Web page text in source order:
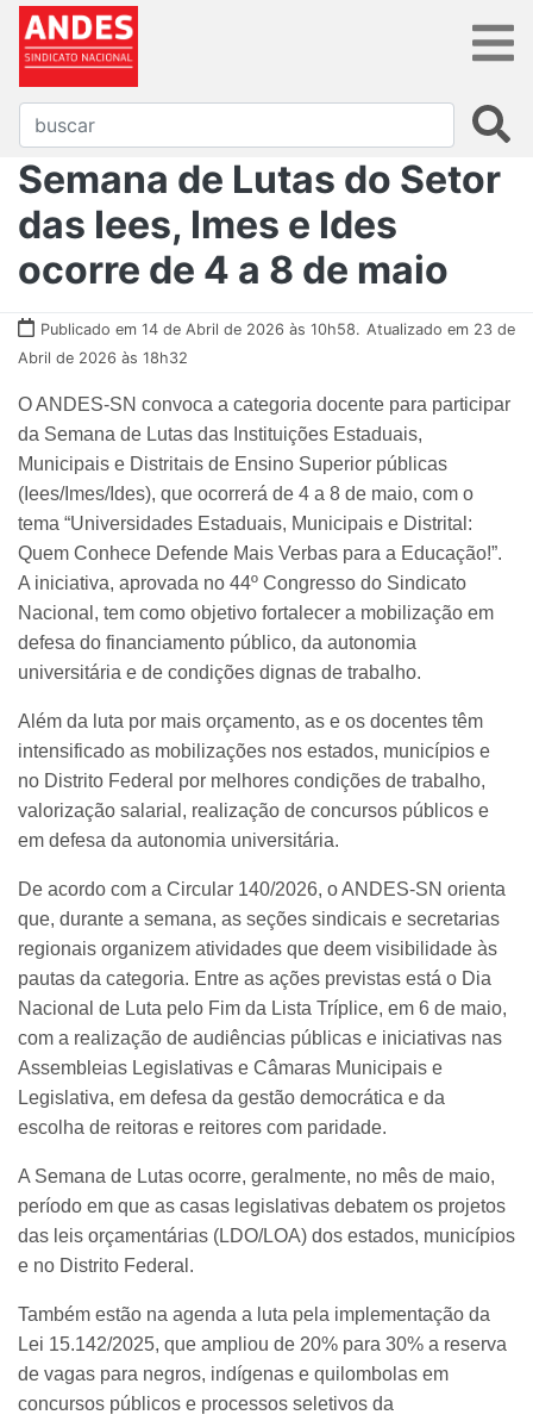
Semana de Lutas do Setor
das Iees, Imes e Ides
ocorre de 4 a 8 de maio
Publicado em 14 de Abril de 2026 às 10h58. Atualizado em 23 de
Abril de 2026 às 18h32
O ANDES-SN convoca a categoria docente para participar
da Semana de Lutas das Instituições Estaduais,
Municipais e Distritais de Ensino Superior públicas
(Iees/Imes/Ides), que ocorrerá de 4 a 8 de maio, com o
tema “Universidades Estaduais, Municipais e Distrital:
Quem Conhece Defende Mais Verbas para a Educação!”.
A iniciativa, aprovada no 44º Congresso do Sindicato
Nacional, tem como objetivo fortalecer a mobilização em
defesa do financiamento público, da autonomia
universitária e de condições dignas de trabalho.
Além da luta por mais orçamento, as e os docentes têm
intensificado as mobilizações nos estados, municípios e
no Distrito Federal por melhores condições de trabalho,
valorização salarial, realização de concursos públicos e
em defesa da autonomia universitária.
De acordo com a Circular 140/2026, o ANDES-SN orienta
que, durante a semana, as seções sindicais e secretarias
regionais organizem atividades que deem visibilidade às
pautas da categoria. Entre as ações previstas está o Dia
Nacional de Luta pelo Fim da Lista Tríplice, em 6 de maio,
com a realização de audiências públicas e iniciativas nas
Assembleias Legislativas e Câmaras Municipais e
Legislativa, em defesa da gestão democrática e da
escolha de reitoras e reitores com paridade.
A Semana de Lutas ocorre, geralmente, no mês de maio,
período em que as casas legislativas debatem os projetos
das leis orçamentárias (LDO/LOA) dos estados, municípios
e no Distrito Federal.
Também estão na agenda a luta pela implementação da
Lei 15.142/2025, que ampliou de 20% para 30% a reserva
de vagas para negros, indígenas e quilombolas em
concursos públicos e processos seletivos da